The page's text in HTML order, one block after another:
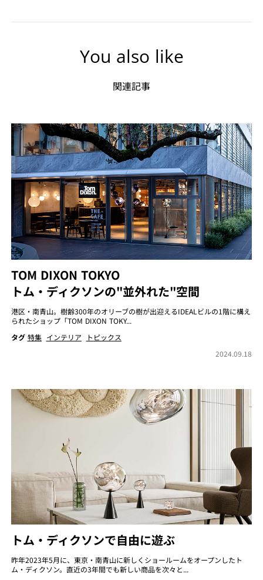
You also like
関連記事
TOM DIXON TOKYO
トム・ディクソンの"並外れた"空間
港区・南青山。樹齢300年のオリーブの樹が出迎えるIDEALビルの1階に構え
られたショップ「TOM DIXON TOKY...
タグ 特集 インテリア
トピックス
2024.09.18
トム・ディクソンで自由に遊ぶ
昨年2023年5月に、東京・南青山に新しくショールームをオープンしたト
ム・ディクソン。直近の3年間でも新しい商品を次々と...